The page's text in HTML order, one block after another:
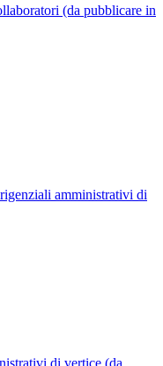
(da pubblicare in
amministrativi di